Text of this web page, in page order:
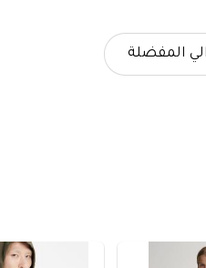
المفضلة